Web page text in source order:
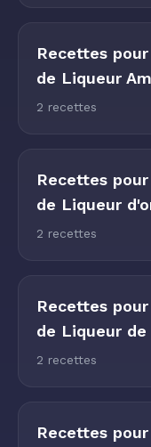
Recettes
de Liqueur
2 recettes
Recettes
de Liqueur
2 recettes
Recettes
de Liqueur de
2 recettes
Recettes